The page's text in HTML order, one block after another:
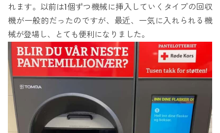
れます。以前は1個ずつ機械に挿入していくタイプの回収
機が一般的だったのですが、最近、一気に入れられる機
械が登場し、とても便利になりました。